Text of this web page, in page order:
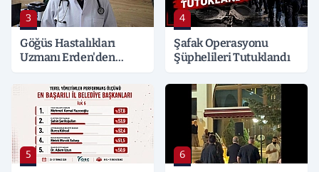
3
Göğüs Hastalıkları
Uzmanı Erden'den
4
Şafak Operasyonu
Şüphelileri Tutuklandı
5 6